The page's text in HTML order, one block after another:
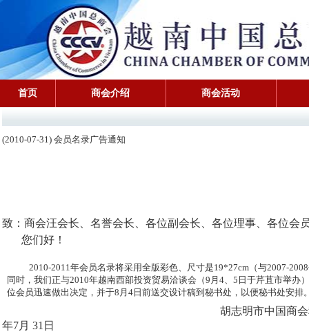
首页 商会介绍 商会活动
(2010-07-31) 会员名录广告通知
致：商会汪会长、名誉会长、各位副会长、各位理事、各位会
您们好！
2010-2011年会员名录将采用全版彩色、尺寸是19*27cm（与2007-
同时，我们正与2010年越南西部投资贸易洽谈会（9月4、5日于芹苴市举
位会员迅速做出决定，并于8月4日前送交设计稿到秘书处，以便秘书处安排
胡志明市中国商
年7月 31日